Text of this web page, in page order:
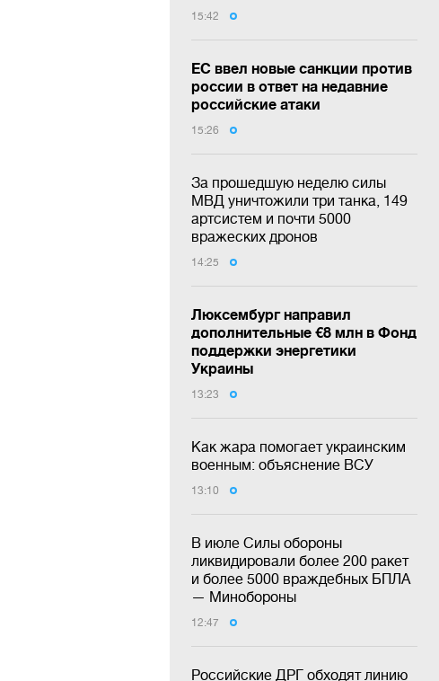
15:42
ЕС ввел новые санкции против
россии в ответ на недавние
российские атаки
15:26
За прошедшую неделю силы
МВД уничтожили три танка, 149
артсистем и почти 5000
вражеских дронов
14:25
Люксембург направил
дополнительные €8 млн в Фонд
поддержки энергетики
Украины
13:23
Как жара помогает украинским
военным: объяснение ВСУ
13:10
В июле Силы обороны
ликвидировали более 200 ракет
и более 5000 враждебных БПЛА
— Минобороны
12:47
Российские ДРГ обходят линию